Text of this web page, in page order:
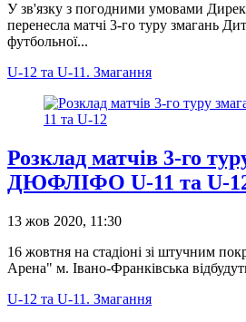
У зв'язку з погодними умовами
перенесла матчі 3-го туру змагань
футбольної...
U-12 та U-11. Змагання
Розклад матчів 3-го
ДЮФЛІФО U-11 та U-
13 жов 2020, 11:30
16 жовтня на стадіоні зі штучним
Арена" м. Івано-Франківська
U-12 та U-11. Змагання